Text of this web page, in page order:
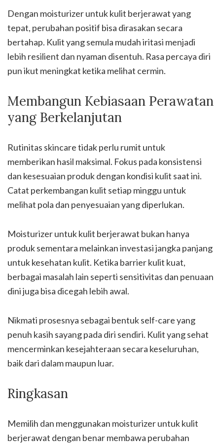
Dengan moisturizer untuk kulit berjerawat yang
tepat, perubahan positif bisa dirasakan secara
bertahap. Kulit yang semula mudah iritasi menjadi
lebih resilient dan nyaman disentuh. Rasa percaya diri
pun ikut meningkat ketika melihat cermin.
Membangun Kebiasaan Perawatan
yang Berkelanjutan
Rutinitas skincare tidak perlu rumit untuk
memberikan hasil maksimal. Fokus pada konsistensi
dan kesesuaian produk dengan kondisi kulit saat ini.
Catat perkembangan kulit setiap minggu untuk
melihat pola dan penyesuaian yang diperlukan.
Moisturizer untuk kulit berjerawat bukan hanya
produk sementara melainkan investasi jangka panjang
untuk kesehatan kulit. Ketika barrier kulit kuat,
berbagai masalah lain seperti sensitivitas dan penuaan
dini juga bisa dicegah lebih awal.
Nikmati prosesnya sebagai bentuk self-care yang
penuh kasih sayang pada diri sendiri. Kulit yang sehat
mencerminkan kesejahteraan secara keseluruhan,
baik dari dalam maupun luar.
Ringkasan
Memilih dan menggunakan moisturizer untuk kulit
berjerawat dengan benar membawa perubahan